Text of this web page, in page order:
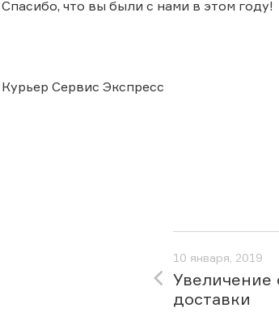
Спасибо, что вы были с нами в этом году!
Курьер Сервис Экспресс
10 января, 2019
Увеличение
доставки